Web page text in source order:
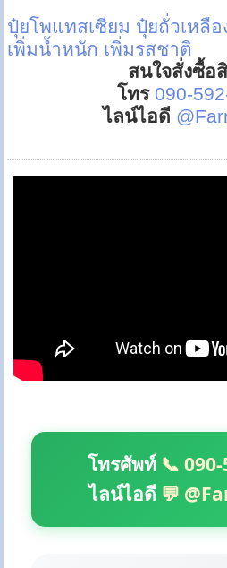
ปุ๋ยโพแทสเซียม ปุ๋ยถั่วเหลือ
เพิ่มน้ำหนัก เพิ่มรสชาติ
สนใจสั่งซื้อ
โทร 090-
ไลน์ไอดี
โทรศัพท์ 📞
ไลน์ไอดี 💬